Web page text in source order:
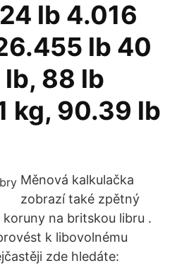
lb 4.016
lb 40
lb, 88 lb
kg, 90.39 lb
Měnová kalkulačka
zobrazí také zpětný
na britskou libru .
k libovolnému
zde hledáte: